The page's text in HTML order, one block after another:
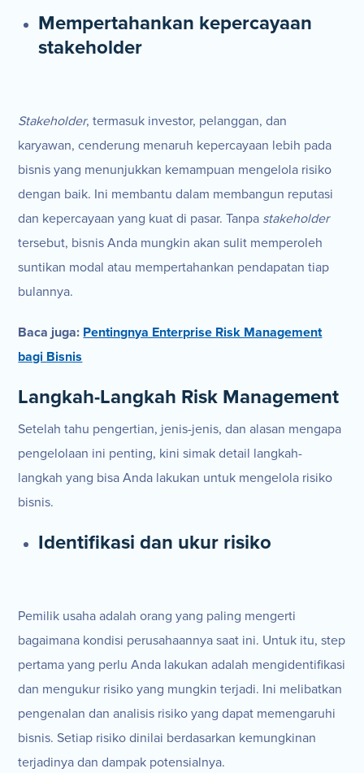
Mempertahankan kepercayaan
stakeholder
Stakeholder, termasuk investor, pelanggan, dan
karyawan, cenderung menaruh kepercayaan lebih pada
bisnis yang menunjukkan kemampuan mengelola risiko
dengan baik. Ini membantu dalam membangun reputasi
dan kepercayaan yang kuat di pasar. Tanpa stakeholder
tersebut, bisnis Anda mungkin akan sulit memperoleh
suntikan modal atau mempertahankan pendapatan tiap
bulannya.
Baca juga: Pentingnya Enterprise Risk Management
bagi Bisnis
Langkah-Langkah Risk Management
Setelah tahu pengertian, jenis-jenis, dan alasan mengapa
pengelolaan ini penting, kini simak detail langkah-
langkah yang bisa Anda lakukan untuk mengelola risiko
bisnis.
Identifikasi dan ukur risiko
Pemilik usaha adalah orang yang paling mengerti
bagaimana kondisi perusahaannya saat ini. Untuk itu, step
pertama yang perlu Anda lakukan adalah mengidentifikasi
dan mengukur risiko yang mungkin terjadi. Ini melibatkan
pengenalan dan analisis risiko yang dapat memengaruhi
bisnis. Setiap risiko dinilai berdasarkan kemungkinan
terjadinya dan dampak potensialnya.